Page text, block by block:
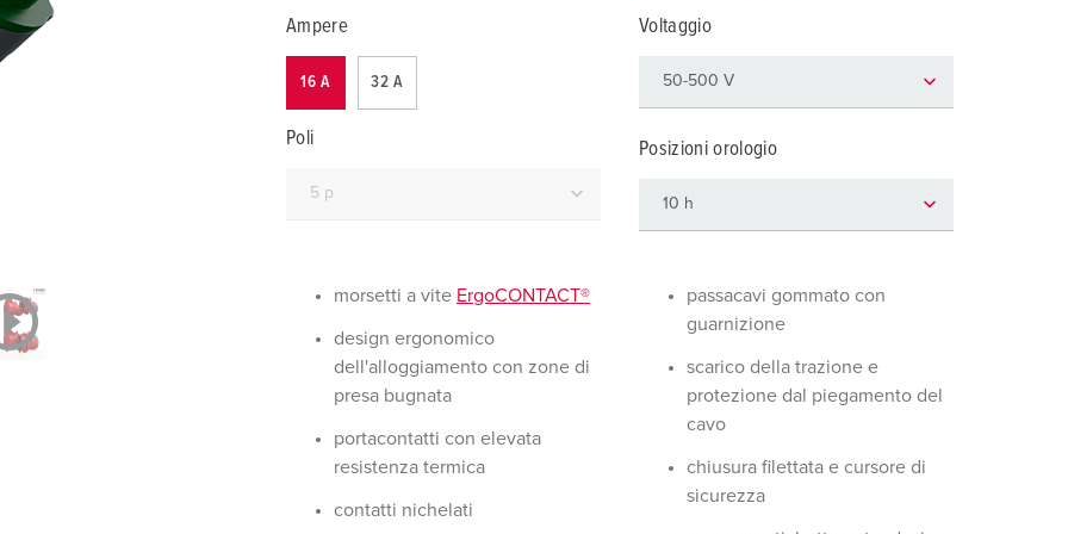
Tecnologia dati / rete
Ampere
16 A 32 A
Poli
Voltaggio
Posizioni orologio
morsetti a vite ErgoCONTACT®
design ergonomico
dell'alloggiamento con zone di
presa bugnata
portacontatti con elevata
resistenza termica
contatti nichelati
passacavi gommato con
guarnizione
scarico della trazione e
protezione dal piegamento del
cavo
chiusura filettata e cursore di
sicurezza